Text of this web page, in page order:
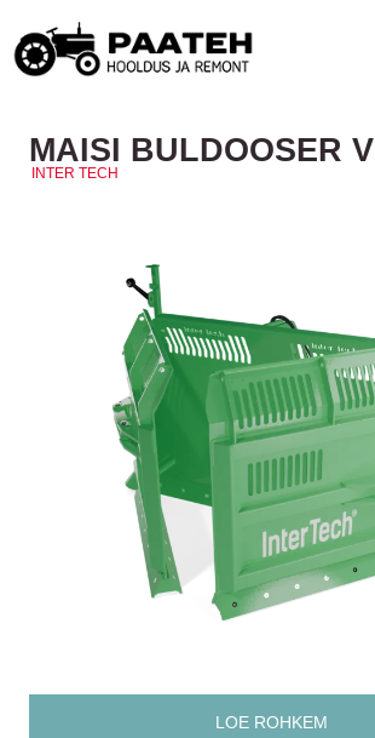
MAISI BULDOOSER V
INTER TECH
LOE ROHKEM